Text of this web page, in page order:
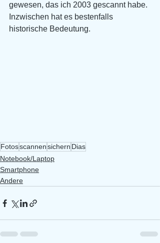
gewesen, das ich 2003 gescannt habe.
Inzwischen hat es bestenfalls
historische Bedeutung.
Fotosscannensichern Dias
Notebook/Laptop
Smartphone
Andere